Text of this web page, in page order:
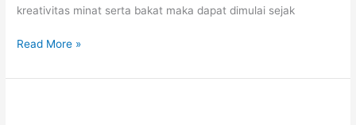
kreativitas minat serta bakat maka dapat dimulai sejak
Read More »